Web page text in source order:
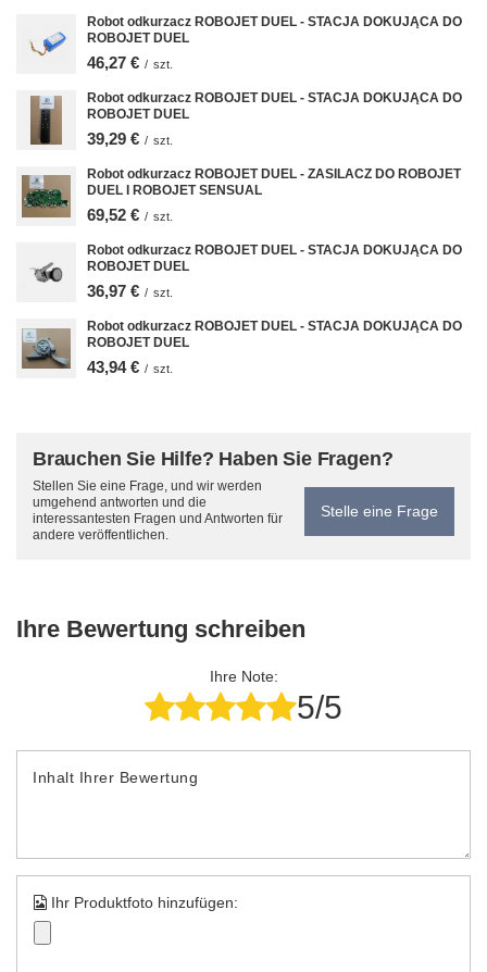
Robot odkurzacz ROBOJET DUEL - STACJA DOKUJĄCA DO
ROBOJET DUEL
46,27 € / szt.
Robot odkurzacz ROBOJET DUEL - STACJA DOKUJĄCA DO
ROBOJET DUEL
39,29 € / szt.
Robot odkurzacz ROBOJET DUEL - ZASILACZ DO ROBOJET
DUEL I ROBOJET SENSUAL
69,52 € / szt.
Robot odkurzacz ROBOJET DUEL - STACJA DOKUJĄCA DO
ROBOJET DUEL
36,97 € / szt.
Robot odkurzacz ROBOJET DUEL - STACJA DOKUJĄCA DO
ROBOJET DUEL
43,94 € / szt.
Brauchen Sie Hilfe? Haben Sie Fragen?
Stellen Sie eine Frage, und wir werden
umgehend antworten und die
interessantesten Fragen und Antworten für
andere veröffentlichen.
Stelle eine Frage
Ihre Bewertung schreiben
Ihre Note:
5/5
Inhalt Ihrer Bewertung
Ihr Produktfoto hinzufügen: